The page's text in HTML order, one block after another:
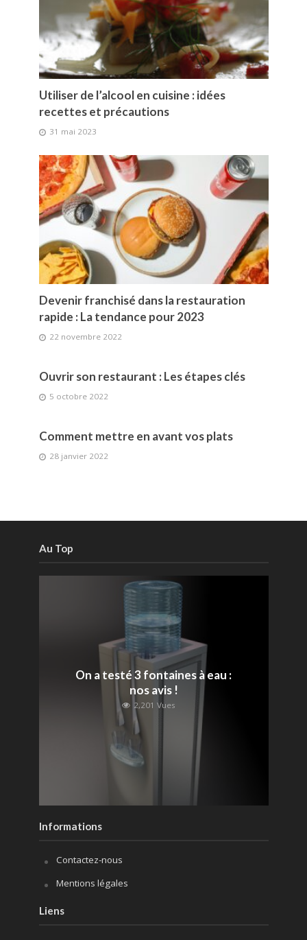
Utiliser de l’alcool en cuisine : idées
recettes et précautions
31 mai 2023
Devenir franchisé dans la restauration
rapide : La tendance pour 2023
22 novembre 2022
Ouvrir son restaurant : Les étapes clés
5 octobre 2022
Comment mettre en avant vos plats
28 janvier 2022
Au Top
On a testé 3 fontaines à eau :
nos avis !
2,201 Vues
Informations
Contactez-nous
Mentions légales
Liens